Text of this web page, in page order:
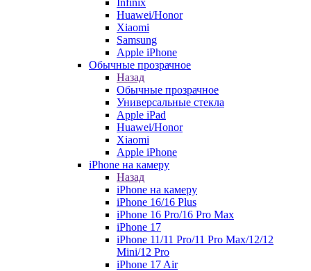
Infinix
Huawei/Honor
Xiaomi
Samsung
Apple iPhone
Обычные прозрачное
Назад
Обычные прозрачное
Универсальные стекла
Apple iPad
Huawei/Honor
Xiaomi
Apple iPhone
iPhone на камеру
Назад
iPhone на камеру
iPhone 16/16 Plus
iPhone 16 Pro/16 Pro Max
iPhone 17
iPhone 11/11 Pro/11 Pro Max/12/12
Mini/12 Pro
iPhone 17 Air